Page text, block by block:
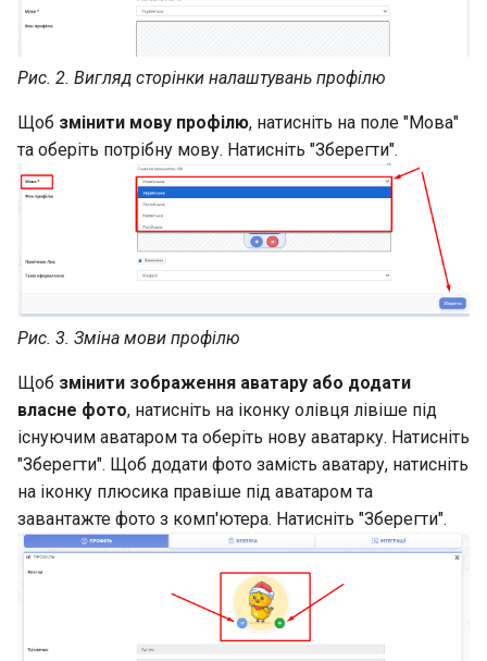
Бібліотека навчального
Генерація посилання-
запрошення на реєстрацію
Рис. 2. Вигляд сторінки налаштувань профілю
Щоб змінити мову профілю, натисніть на поле "Мова"
та оберіть потрібну мову. Натисніть "Зберегти".
Рис. 3. Зміна мови профілю
Щоб змінити зображення аватару або додати
власне фото, натисніть на іконку олівця лівіше під
існуючим аватаром та оберіть нову аватарку. Натисніть
"Зберегти". Щоб додати фото замість аватару, натисніть
на іконку плюсика правіше під аватаром та
завантажте фото з комп'ютера. Натисніть "Зберегти".